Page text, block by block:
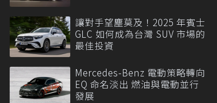
讓對手望塵莫及！2025 年賓士
GLC 如何成為台灣 SUV 市場的
最佳投資
Mercedes-Benz 電動策略轉向
EQ 命名淡出 燃油與電動並行
發展